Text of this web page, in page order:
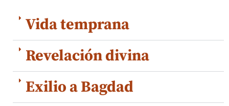
Vida temprana
Revelación divina
Exilio a Bagdad